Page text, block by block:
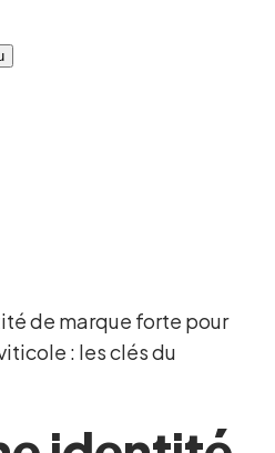
de marque forte pour
: les clés du